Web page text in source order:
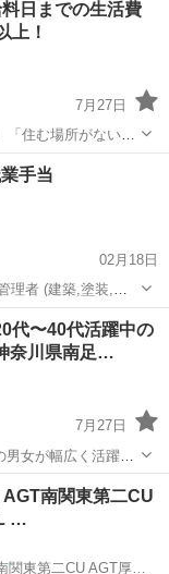
す!! 応募前に相談だ
日までの生活費
上！
7月27日
「住む場所がない」
ます💪 ＼生活・仕
手当
02月18日
理者 (建築,塗装,内
工管理) 湘南、足
(施工管理技士) 主に
代〜40代活躍中の
奈川県南足…
7月27日
男女が幅広く活躍
URL: http...
南関東第二CU
…
UTエージェント株式会社 AGT南関東第二CU AGT厚木エリア 南足柄CL 《Jcyi1C》